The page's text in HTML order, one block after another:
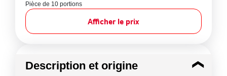
Pièce de 10 portions
Afficher le prix
Description et origine